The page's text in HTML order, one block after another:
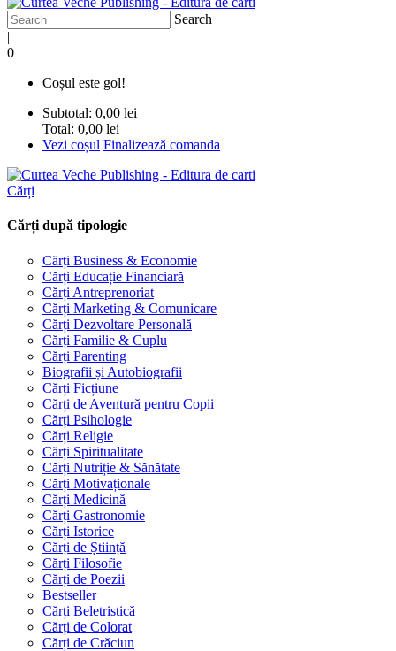
Search
|
0
Coșul este gol!
Subtotal: 0,00 lei
Total: 0,00 lei
Vezi coșul Finalizează comanda
Cărți
Cărți după tipologie
Cărți Business & Economie
Cărți Educație Financiară
Cărți Antreprenoriat
Cărți Marketing & Comunicare
Cărți Dezvoltare Personală
Cărți Familie & Cuplu
Cărți Parenting
Biografii și Autobiografii
Cărți Ficțiune
Cărți de Aventură pentru Copii
Cărți Psihologie
Cărți Religie
Cărți Spiritualitate
Cărți Nutriție & Sănătate
Cărți Motivaționale
Cărți Medicină
Cărți Gastronomie
Cărți Istorice
Cărți de Știință
Cărți Filosofie
Cărți de Poezii
Bestseller
Cărți Beletristică
Cărți de Colorat
Cărți de Crăciun